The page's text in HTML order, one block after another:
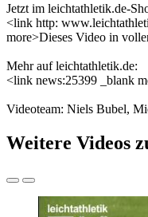
Jetzt im leichtathletik.de-
<link http:
more>Dieses Video in
Mehr auf leichtathletik.de:
<link news:25399 _blank
Videoteam: Niels Bubel,
Weitere Videos